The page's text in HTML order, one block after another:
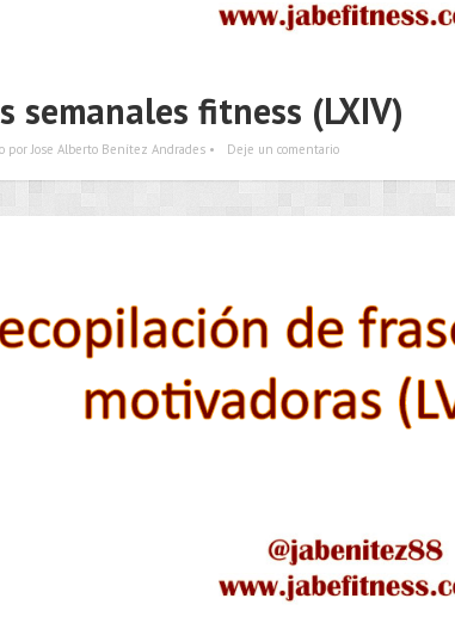
semanales fitness (LXIV)
por Jose Alberto Benítez Andrades • Deje un comentario